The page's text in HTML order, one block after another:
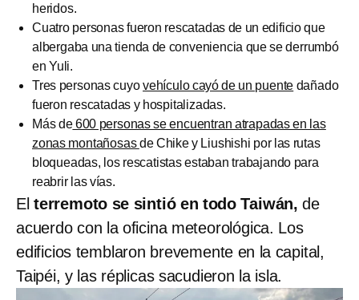
heridos.
Cuatro personas fueron rescatadas de un edificio que
albergaba una tienda de conveniencia que se derrumbó
en Yuli.
Tres personas cuyovehículo cayó de un puente dañado
fueron rescatadas y hospitalizadas.
Más de600 personas se encuentran atrapadas en las
zonas montañosasde Chike y Liushishi por las rutas
bloqueadas, los rescatistas estaban trabajando para
reabrir las vías.
El terremoto se sintió en todo Taiwán,de
acuerdo con la oficina meteorológica. Los
edificios temblaron brevemente en la capital,
Taipéi, y las réplicas sacudieron la isla.